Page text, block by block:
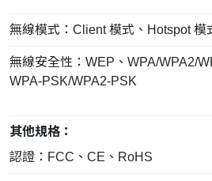
無線模式：Client 模式、Hotspot 模
無線安全性：WEP、WPA/WPA2/
WPA-PSK/WPA2-PSK
其他規格：
認證：FCC、CE、RoHS